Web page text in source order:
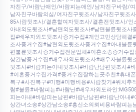
자친구/바람난애인/바람피는애인/남자친구바람/
남자친구바람의심/여자친구뒷조사/남자친구뒷조
85사람뒷조사/결혼할여자뒷조사/결혼전뒷조사/
아내외도뒷조사#남편외도뒷조사#남편불륜뒷조사
집#배우자외도뒷조사증거수집#개인고민상담해결
조사증거수집#남편외도뒷조사증거수집#아내불륜
편불륜뒷조사증거수집전문업체#이혼소송증거수
상간남증거수집#배우자외도뒷조사#배우자불륜뒷
뒷조사#바람피는아내뒷조사#바람난남편뒷조사#
#이혼증거수집가격#증거수집잘하는곳추천#휴대
복구#사진복구#미행#미행비용#사람찾기#위치추
람#불륜#바람피는#바람난#배우자외도라인
피는아내#바람피는남편#바람난남편#바람난아내
상간녀소송#상간남소송#흥신소의뢰비용바람피